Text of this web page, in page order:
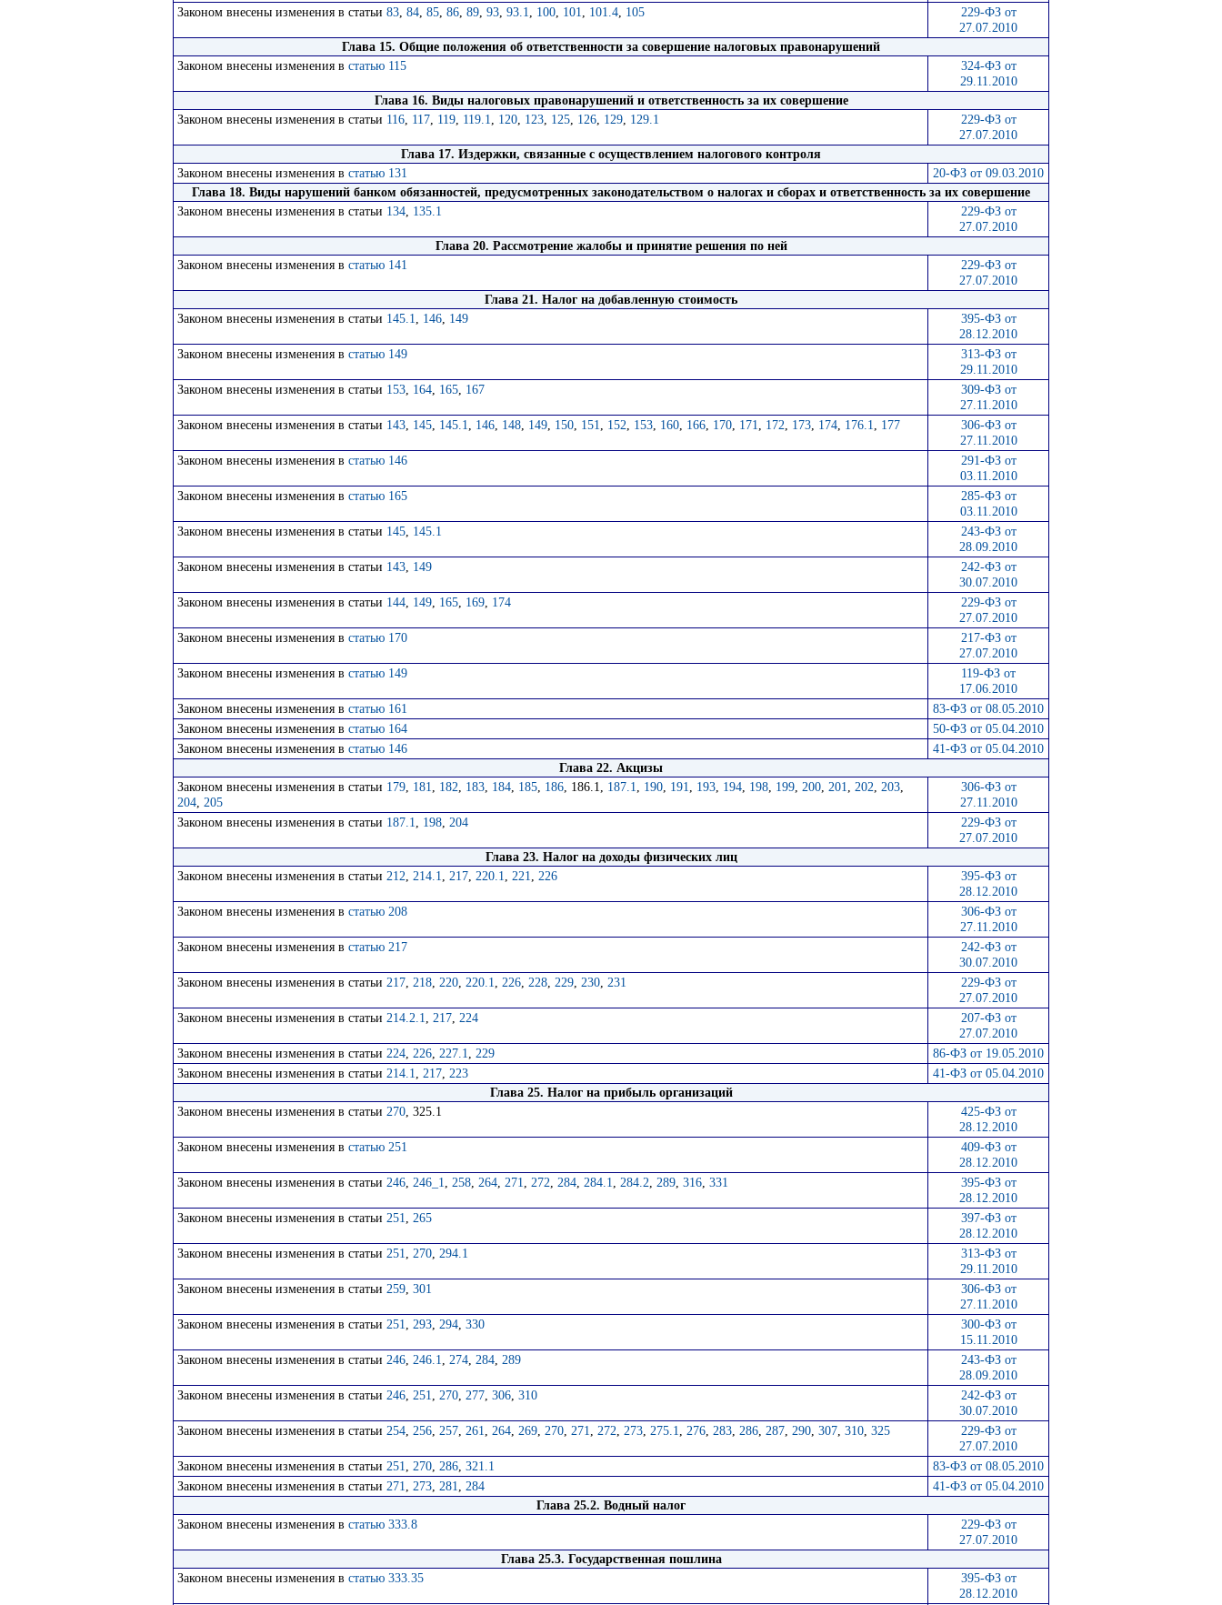
Законом внесены изменения в статьи 83 84 85 86 89 93 93.1 100 101 101.4 105
229-ФЗ от
27.07.2010
Глава 15. Общие положения об ответственности за совершение налоговых правонарушений
Законом внесены изменения в статью 115
324-ФЗ от
29.11.2010
Глава 16. Виды налоговых правонарушений и ответственность за их совершение
Законом внесены изменения в статьи 116 117 119 119.1 120 123 125 126 129 129.1
229-ФЗ от
27.07.2010
Глава 17. Издержки, связанные с осуществлением налогового контроля
Законом внесены изменения в статью 131
20-ФЗ от 09.03.2010
Глава 18. Виды нарушений банком обязанностей, предусмотренных законодательством о налогах и сборах и ответственность за их совершение
Законом внесены изменения в статьи 134 135.1
229-ФЗ от
27.07.2010
Глава 20. Рассмотрение жалобы и принятие решения по ней
Законом внесены изменения в статью 141
229-ФЗ от
27.07.2010
Глава 21. Налог на добавленную стоимость
Законом внесены изменения в статьи 145.1 146 149
395-ФЗ от
28.12.2010
Законом внесены изменения в статью 149
313-ФЗ от
29.11.2010
Законом внесены изменения в статьи 153 164 165 167
309-ФЗ от
27.11.2010
Законом внесены изменения в статьи 143 145 145.1 146 148 149 150 151 152 153 160 166 170 171 172 173 174 176.1 177
306-ФЗ от
27.11.2010
Законом внесены изменения в статью 146
291-ФЗ от
03.11.2010
Законом внесены изменения в статью 165
285-ФЗ от
03.11.2010
Законом внесены изменения в статьи 145 145.1
243-ФЗ от
28.09.2010
Законом внесены изменения в статьи 143 149
242-ФЗ от
30.07.2010
Законом внесены изменения в статьи 144 149 165 169 174
229-ФЗ от
27.07.2010
Законом внесены изменения в статью 170
217-ФЗ от
27.07.2010
Законом внесены изменения в статью 149
119-ФЗ от
17.06.2010
Законом внесены изменения в статью 161
83-ФЗ от 08.05.2010
Законом внесены изменения в статью 164
50-ФЗ от 05.04.2010
Законом внесены изменения в статью 146
41-ФЗ от 05.04.2010
Глава 22. Акцизы
Законом внесены изменения в статьи 179 181 182 183 184 185 186 , 186.1, 187.1 190 191 193 194 198 199 200 201 202 203
204 205
306-ФЗ от
27.11.2010
Законом внесены изменения в статьи 187.1 198 204
229-ФЗ от
27.07.2010
Глава 23. Налог на доходы физических лиц
Законом внесены изменения в статьи 212 214.1 217 220.1 221 226
395-ФЗ от
28.12.2010
Законом внесены изменения в статью 208
306-ФЗ от
27.11.2010
Законом внесены изменения в статью 217
242-ФЗ от
30.07.2010
Законом внесены изменения в статьи 217 218 220 220.1 226 228 229 230 231
229-ФЗ от
27.07.2010
Законом внесены изменения в статьи 214.2.1 217 224
207-ФЗ от
27.07.2010
Законом внесены изменения в статьи 224 226 227.1 229
86-ФЗ от 19.05.2010
Законом внесены изменения в статьи 214.1 217 223
41-ФЗ от 05.04.2010
Глава 25. Налог на прибыль организаций
Законом внесены изменения в статьи 270 , 325.1
425-ФЗ от
28.12.2010
Законом внесены изменения в статью 251
409-ФЗ от
28.12.2010
Законом внесены изменения в статьи 246 246_1 258 264 271 272 284 284.1 284.2 289 316 331
395-ФЗ от
28.12.2010
Законом внесены изменения в статьи 251 265
397-ФЗ от
28.12.2010
Законом внесены изменения в статьи 251 270 294.1
313-ФЗ от
29.11.2010
Законом внесены изменения в статьи 259 301
306-ФЗ от
27.11.2010
Законом внесены изменения в статьи 251 293 294 330
300-ФЗ от
15.11.2010
Законом внесены изменения в статьи 246 246.1 274 284 289
243-ФЗ от
28.09.2010
Законом внесены изменения в статьи 246 251 270 277 306 310
242-ФЗ от
30.07.2010
Законом внесены изменения в статьи 254 256 257 261 264 269 270 271 272 273 275.1 276 283 286 287 290 307 310 325
229-ФЗ от
27.07.2010
Законом внесены изменения в статьи 251 270 286 321.1
83-ФЗ от 08.05.2010
Законом внесены изменения в статьи 271 273 281 284
41-ФЗ от 05.04.2010
Глава 25.2. Водный налог
Законом внесены изменения в статью 333.8
229-ФЗ от
27.07.2010
Глава 25.3. Государственная пошлина
Законом внесены изменения в статью 333.35
395-ФЗ от
28.12.2010